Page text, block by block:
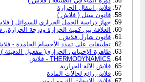
فلاش انتقال الحرارة
قانون سنل ( فلاش )
جهاز دراسة الحمل الحراري للسوائل (
العلاقة بين كمية الحرارة ودرجة الحرارة,,
قانون شارل فلاش .
تطبيقات على تمدد الأجسام الجامدة -
ظاهرة الإحتباس الحراري( مفعول الدفيئة
THERMODYNAMICS - فلاش
فلاش الآلة الحرارية
فلاش رائع لحالات المادة